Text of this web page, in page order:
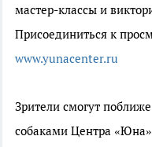
мастер-классы и
Присоединиться к
www.yunacenter.ru
Зрители смогут
собаками Центра